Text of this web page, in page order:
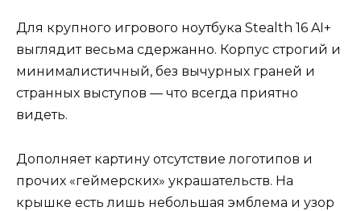
Для крупного игрового ноутбука Stealth 16 AI+
выглядит весьма сдержанно. Корпус строгий и
минималистичный, без вычурных граней и
странных выступов — что всегда приятно
видеть.
Дополняет картину отсутствие логотипов и
прочих «геймерских» украшательств. На
крышке есть лишь небольшая эмблема и узор